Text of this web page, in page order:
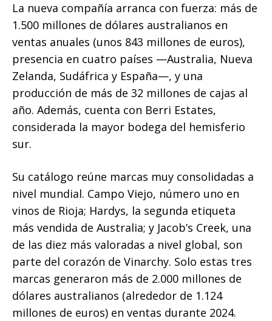
La nueva compañía arranca con fuerza: más de
1.500 millones de dólares australianos en
ventas anuales (unos 843 millones de euros),
presencia en cuatro países —Australia, Nueva
Zelanda, Sudáfrica y España—, y una
producción de más de 32 millones de cajas al
año. Además, cuenta con Berri Estates,
considerada la mayor bodega del hemisferio
sur.
Su catálogo reúne marcas muy consolidadas a
nivel mundial. Campo Viejo, número uno en
vinos de Rioja; Hardys, la segunda etiqueta
más vendida de Australia; y Jacob’s Creek, una
de las diez más valoradas a nivel global, son
parte del corazón de Vinarchy. Solo estas tres
marcas generaron más de 2.000 millones de
dólares australianos (alrededor de 1.124
millones de euros) en ventas durante 2024.